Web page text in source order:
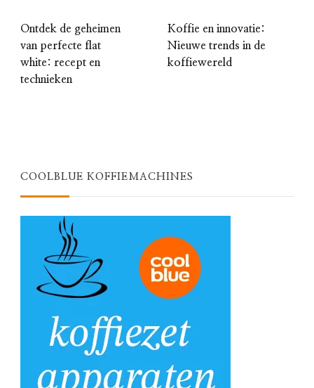
Ontdek de geheimen
van perfecte flat
white: recept en
technieken
Koffie en innovatie:
Nieuwe trends in de
koffiewereld
COOLBLUE KOFFIEMACHINES